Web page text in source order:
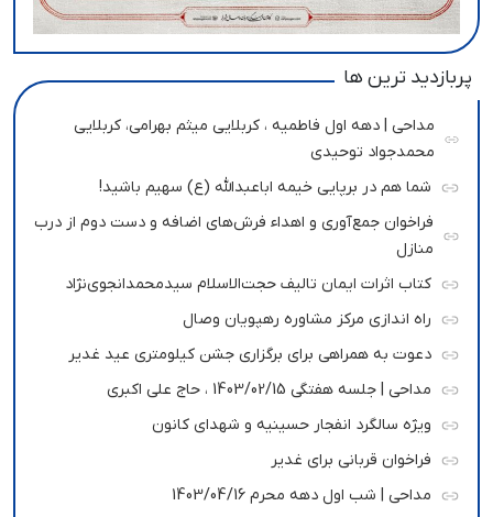
پربازدید ترین ها
مداحی | دهه اول فاطمیه ، کربلایی میثم بهرامی، کربلایی
محمدجواد توحیدی
شما هم در برپایی خیمه اباعبدالله (ع) سهیم باشید!
فراخوان جمع‌آوری و اهداء فرش‌های اضافه و دست دوم از درب
منازل
کتاب اثرات ایمان تالیف حجت‌الاسلام سیدمحمدانجوی‌نژاد
راه اندازی مرکز مشاوره رهپویان وصال
دعوت به همراهی برای برگزاری جشن کیلومتری عید غدیر
مداحی | جلسه هفتگی 1403/02/15 ، حاج علی اکبری
ویژه سالگرد انفجار حسینیه و شهدای کانون
فراخوان قربانی برای غدیر
مداحی | شب اول دهه محرم 1403/04/16